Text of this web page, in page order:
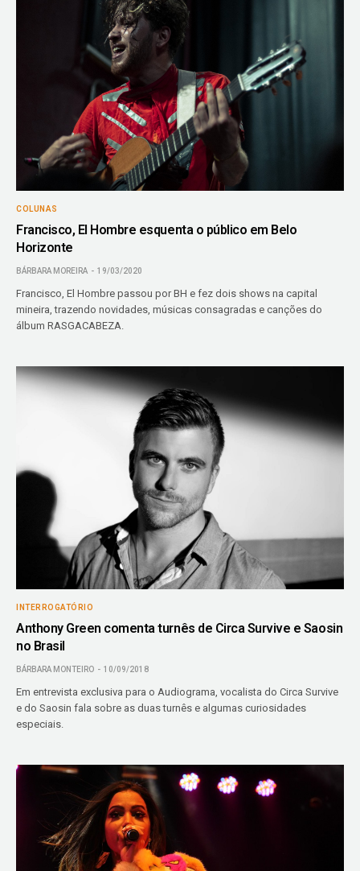
COLUNAS
Francisco, El Hombre esquenta o público em Belo
Horizonte
BÁRBARA MOREIRA 19/03/2020
Francisco, El Hombre passou por BH e fez dois shows na capital
mineira, trazendo novidades, músicas consagradas e canções do
álbum RASGACABEZA.
INTERROGATÓRIO
Anthony Green comenta turnês de Circa Survive e Saosin
no Brasil
BÁRBARA MONTEIRO 10/09/2018
Em entrevista exclusiva para o Audiograma, vocalista do Circa Survive
e do Saosin fala sobre as duas turnês e algumas curiosidades
especiais.